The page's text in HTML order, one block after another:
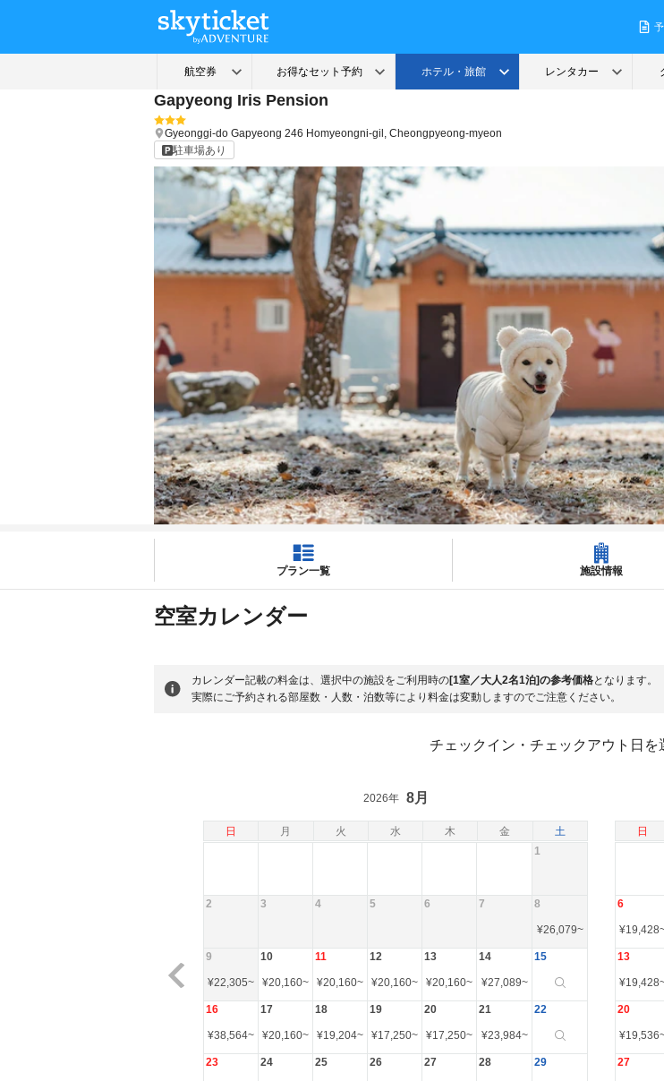
Gapyeong Iris Pension
Gyeonggi-do Gapyeong 246 Homyeongni-gil, Cheongpyeong-myeon
駐車場あり
プラン一覧 施設情報
空室カレンダー
カレンダー記載の料金は、選択中の施設をご利用時の[1室／大人2名1泊]の参考価格となります。
実際にご予約される部屋数・人数・泊数等により料金は変動しますのでご注意ください。
チェックイン・チェックアウト日を
日 月 火 水 木 金 土 日
2026年 8月
1
2 3 4 5 6 7 8
¥26,079~
9
¥22,305~
10
¥20,160~
11
¥20,160~
12
¥20,160~
13
¥20,160~
14
¥27,089~
15
16
¥38,564~
17
¥20,160~
18
¥19,204~
19
¥17,250~
20
¥17,250~
21
¥23,984~
22
23 24 25 26 27 28 29
6
¥19,428
13
¥19,428
20
¥19,536
27